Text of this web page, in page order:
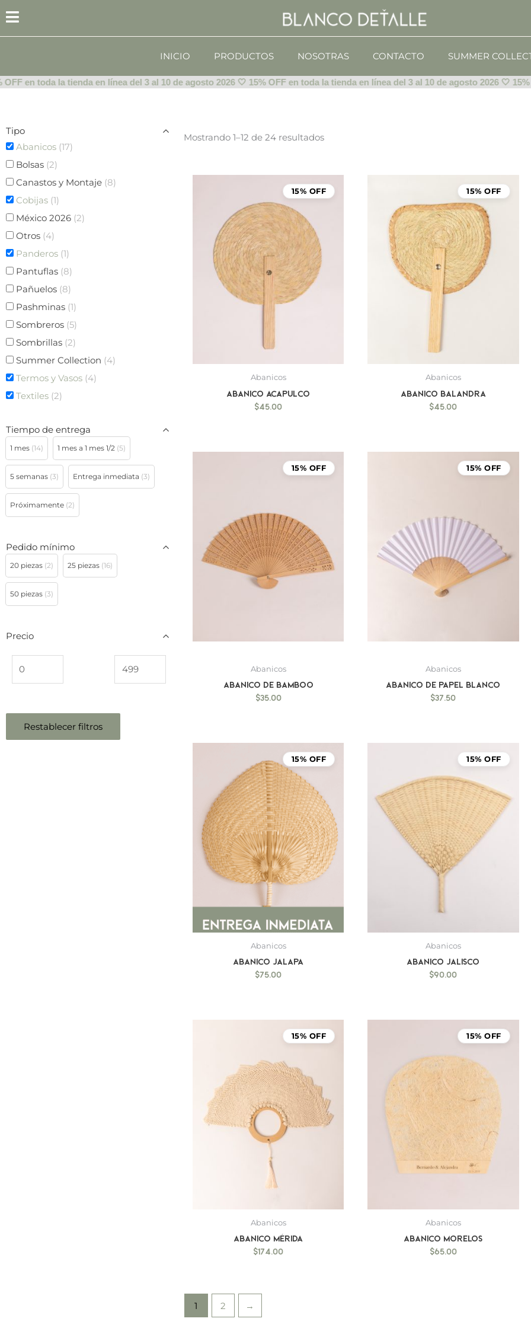
al
contenido
INICIO
PRODUCTOS NOSOTRAS CONTACTO SUMMER
toda la tienda en línea del 3 al 10 de agosto 2026 🤍 15% OFF en toda la tienda en línea del 3 al 10 de agosto 2026 🤍 15%
Tipo
Abanicos (17)
Bolsas (2)
Canastos y Montaje (8)
Cobijas (1)
México 2026 (2)
Otros (4)
Panderos (1)
Pantuflas (8)
Pañuelos (8)
Pashminas (1)
Sombreros (5)
Sombrillas (2)
Summer Collection (4)
Termos y Vasos (4)
Textiles (2)
Tiempo de entrega
1 mes (14) 1 mes a 1 mes 1/2 (5)
5 semanas (3) Entrega inmediata (3)
Próximamente (2)
Pedido mínimo
20 piezas (2) 25 piezas (16)
50 piezas (3)
Precio
Restablecer filtros
Mostrando 1–12 de 24 resultados
15% OFF
Abanicos
Abanico Acapulco
$45.00
15% OFF
Abanicos
Abanico Balandra
$45.00
15% OFF
Abanicos
Abanico de bamboo
$35.00
15% OFF
Abanicos
Abanico de Papel blanco
$37.50
15% OFF
Abanicos
Abanico Jalapa
$75.00
15% OFF
Abanicos
Abanico Jalisco
$90.00
15% OFF
Abanicos
Abanico Mérida
$174.00
15% OFF
Abanicos
Abanico Morelos
$65.00
1 2 →